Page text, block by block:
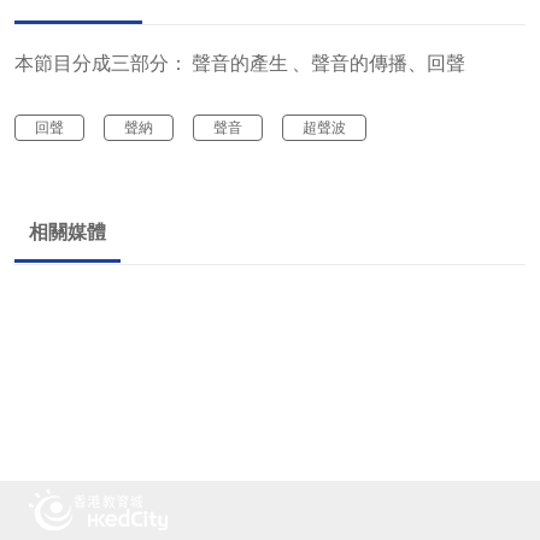
本節目分成三部分： 聲音的產生 、聲音的傳播、回聲
回聲 聲納 聲音 超聲波
相關媒體